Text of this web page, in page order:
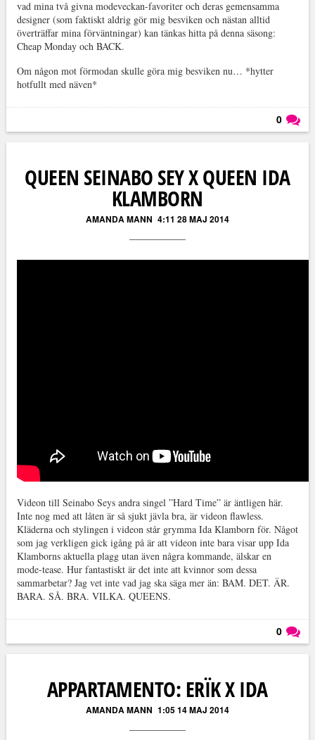
vad mina två givna modeveckan-favoriter och deras gemensamma
designer (som faktiskt aldrig gör mig besviken och nästan alltid
överträffar mina förväntningar) kan tänkas hitta på denna säsong:
Cheap Monday och BACK.
Om någon mot förmodan skulle göra mig besviken nu… *hytter
hotfullt med näven*
0
QUEEN SEINABO SEY X QUEEN IDA
KLAMBORN
AMANDA MANN 4:11 28 MAJ 2014
Videon till Seinabo Seys andra singel ”Hard Time” är äntligen här.
Inte nog med att låten är så sjukt jävla bra, är videon flawless.
Kläderna och stylingen i videon står grymma Ida Klamborn för. Något
som jag verkligen gick igång på är att videon inte bara visar upp Ida
Klamborns aktuella plagg utan även några kommande, älskar en
mode-tease. Hur fantastiskt är det inte att kvinnor som dessa
sammarbetar? Jag vet inte vad jag ska säga mer än: BAM. DET. ÄR.
BARA. SÅ. BRA. VILKA. QUEENS.
0
APPARTAMENTO: ERÏK X IDA
AMANDA MANN 1:05 14 MAJ 2014